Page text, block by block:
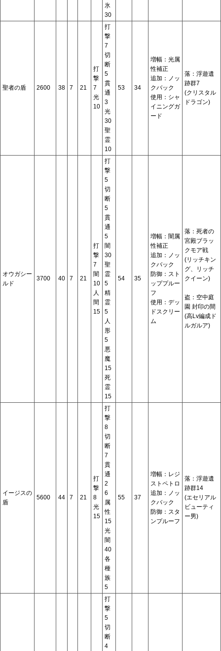
氷
30
聖者の盾 2600 38 7 21
打
撃
7
光
10
打
撃
7
切
断
5
貫
通
3
光
30
聖
霊
10
53 34
増幅：光属
性補正
追加：ノッ
クバック
使用：シャ
イニングガ
ード
落：浮遊遺
跡群7
(クリスタル
ドラゴン)
オウガシー
ルド
3700 40 7 21
打
撃
7
闇
10
人
間
15
打
撃
5
切
断
5
貫
通
5
闇
30
聖
霊
5
精
霊
5
人
形
5
悪
魔
15
死
霊
15
54 35
増幅：闇属
性補正
追加：ノッ
クバック
防御：スト
ッププルー
フ
使用：デッ
ドスクリー
ム
落：死者の
宮殿ブラッ
クモア戦
(リッチキン
グ、リッチ
クイーン)
盗：空中庭
園 封印の間
(高Lv編成ド
ルガルア)
イージスの
盾
5600 44 7 21
打
撃
8
光
15
打
撃
8
切
断
7
貫
通
2
6
属
性
15
光
闇
40
各
種
族
5
55 37
増幅：レジ
ストペトロ
追加：ノッ
クバック
防御：スタ
ンプルーフ
落：浮遊遺
跡群14
(エセリアル
ビューティ
ー男)
打
撃
5
切
断
4